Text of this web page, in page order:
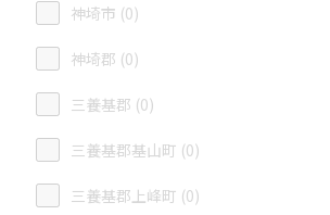
神埼市 (0)
神埼郡 (0)
三養基郡 (0)
三養基郡基山町 (0)
三養基郡上峰町 (0)